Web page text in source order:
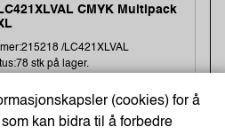
LC421XLVAL CMYK Multipack
/LC421XLVAL
stk på lager.
(cookies) for å
kan bidra til å forbedre